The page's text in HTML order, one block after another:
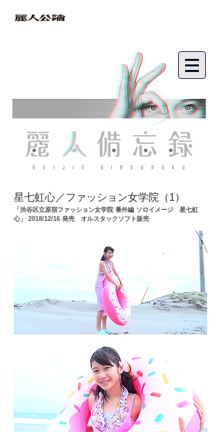
星七虹心／ファッション女学院（1）
「渋谷区立原宿ファッション女学院 番外編 ソロイメージ 星七虹
心」 2018/12/16 発売 オルスタックソフト販売